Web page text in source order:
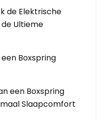
de Elektrische
de Ultieme
Boxspring
een Boxspring
Slaapcomfort